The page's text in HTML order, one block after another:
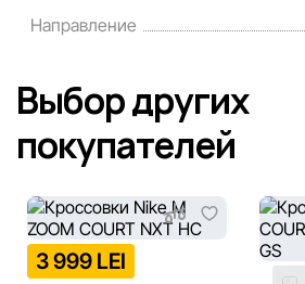
исправлять возможные ошибки в
Направление
Выбор других
покупателей
3 999 LEI